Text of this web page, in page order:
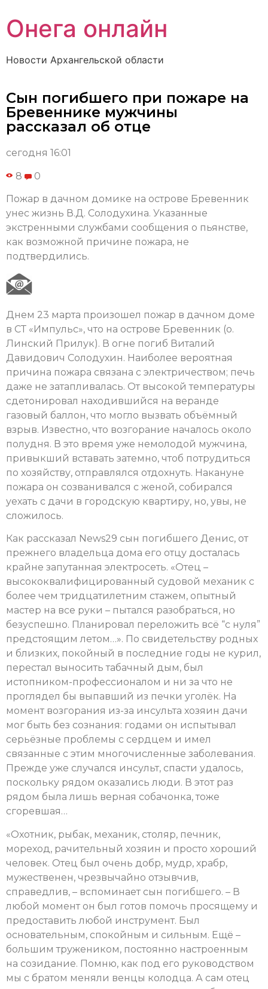
Онега онлайн
Новости Архангельской области
Сын погибшего при пожаре на
Бревеннике мужчины
рассказал об отце
сегодня 16:01
8 0
Пожар в дачном домике на острове Бревенник
унес жизнь В.Д. Солодухина. Указанные
экстренными службами сообщения о пьянстве,
как возможной причине пожара, не
подтвердились.
Днем 23 марта произошел пожар в дачном доме
в СТ «Импульс», что на острове Бревенник (о.
Линский Прилук). В огне погиб Виталий
Давидович Солодухин. Наиболее вероятная
причина пожара связана с электричеством; печь
даже не затапливалась. От высокой температуры
сдетонировал находившийся на веранде
газовый баллон, что могло вызвать объёмный
взрыв. Известно, что возгорание началось около
полудня. В это время уже немолодой мужчина,
привыкший вставать затемно, чтоб потрудиться
по хозяйству, отправлялся отдохнуть. Накануне
пожара он созванивался с женой, собирался
уехать с дачи в городскую квартиру, но, увы, не
сложилось.
Как рассказал News29 сын погибшего Денис, от
прежнего владельца дома его отцу досталась
крайне запутанная электросеть. «Отец –
высококвалифицированный судовой механик с
более чем тридцатилетним стажем, опытный
мастер на все руки – пытался разобраться, но
безуспешно. Планировал переложить всё “с нуля”
предстоящим летом…». По свидетельству родных
и близких, покойный в последние годы не курил,
перестал выносить табачный дым, был
истопником-профессионалом и ни за что не
проглядел бы выпавший из печки уголёк. На
момент возгорания из-за инсульта хозяин дачи
мог быть без сознания: годами он испытывал
серьёзные проблемы с сердцем и имел
связанные с этим многочисленные заболевания.
Прежде уже случался инсульт, спасти удалось,
поскольку рядом оказались люди. В этот раз
рядом была лишь верная собачонка, тоже
сгоревшая…
«Охотник, рыбак, механик, столяр, печник,
мореход, рачительный хозяин и просто хороший
человек. Отец был очень добр, мудр, храбр,
мужественен, чрезвычайно отзывчив,
справедлив, – вспоминает сын погибшего. – В
любой момент он был готов помочь просящему и
предоставить любой инструмент. Был
основательным, спокойным и сильным. Ещё –
большим тружеником, постоянно настроенным
на созидание. Помню, как под его руководством
мы с братом меняли венцы колодца. А сам отец